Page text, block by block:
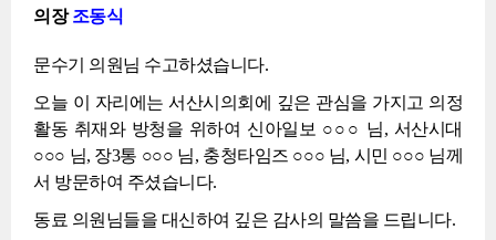
의장조동식
문수기 의원님 수고하셨습니다.
오늘 이 자리에는 서산시의회에 깊은 관심을 가지고 의정
활동 취재와 방청을 위하여 신아일보 ○○○ 님, 서산시대
○○○ 님, 장3통 ○○○ 님, 충청타임즈 ○○○ 님, 시민 ○○○ 님께
서 방문하여 주셨습니다.
동료 의원님들을 대신하여 깊은 감사의 말씀을 드립니다.